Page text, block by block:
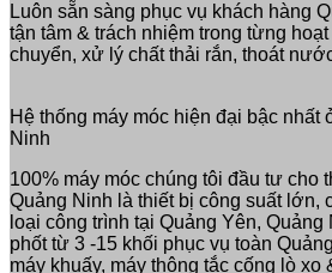
Luôn sẵn sàng phục vụ khách hàng
tận tâm & trách nhiệm trong từng
chuyển, xử lý chất thải rắn, thoát
Hệ thống máy móc hiện đại bậc nhất
Ninh
100% máy móc chúng tôi đầu tư cho
Quảng Ninh là thiết bị công suất lớn,
loại công trình tại Quảng Yên,
phốt từ 3 -15 khối phục vụ toàn
máy khuấy, máy thông tắc cống lò xo